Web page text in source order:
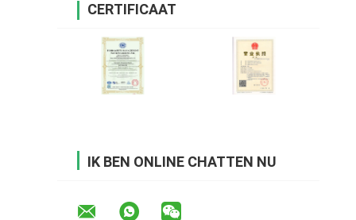
CERTIFICAAT
IK BEN ONLINE CHATTEN NU